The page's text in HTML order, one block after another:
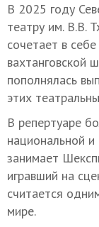
В 2025 году
театру им. В.В.
сочетает в
вахтанговской
пополнялась
этих
В репертуаре
национальной
занимает
игравший на
считается
мире.